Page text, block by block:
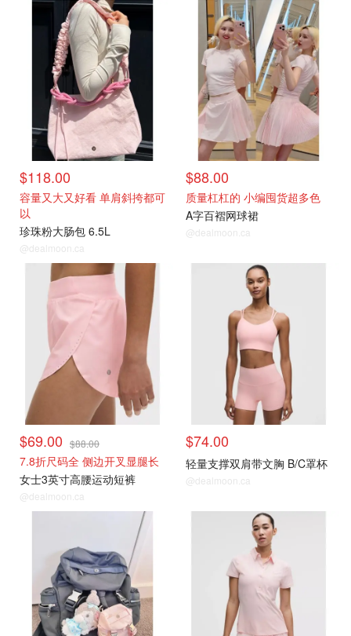
$118.00
容量又大又好看 单肩斜挎都可
以
珍珠粉大肠包 6.5L
@dealmoon.ca
$88.00
质量杠杠的 小编囤货超多色
A字百褶网球裙
@dealmoon.ca
$69.00 $88.00
7.8折尺码全 侧边开叉显腿长
女士3英寸高腰运动短裤
@dealmoon.ca
$74.00
轻量支撑双肩带文胸 B/C罩杯
@dealmoon.ca